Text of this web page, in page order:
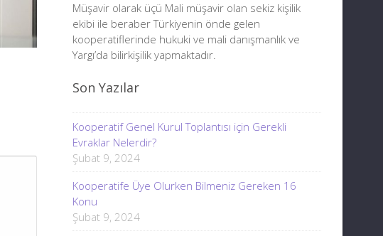
Müşavir olarak üçü Mali müşavir olan sekiz kişilik
ekibi ile beraber Türkiyenin önde gelen
kooperatiflerinde hukuki ve mali danışmanlık ve
Yargı’da bilirkişilik yapmaktadır.
Son Yazılar
Kooperatif Genel Kurul Toplantısı için Gerekli
Evraklar Nelerdir?
Şubat 9, 2024
Kooperatife Üye Olurken Bilmeniz Gereken 16
Konu
Şubat 9, 2024